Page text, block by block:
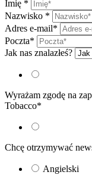
Imię *
Nazwisko *
Adres e-mail*
Poczta*
Jak nas znalazłeś?
Wyrażam zgodę na
Tobacco*
Chcę otrzymywać
Angielski